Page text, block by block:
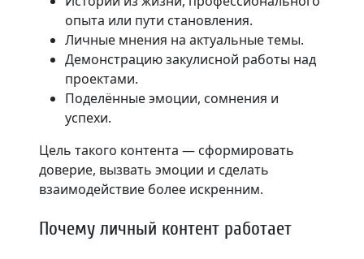
опыта или пути становления.
Личные мнения на актуальные темы.
Демонстрацию закулисной работы над
проектами.
Поделённые эмоции, сомнения и
успехи.
Цель такого контента — сформировать
доверие, вызвать эмоции и сделать
взаимодействие более искренним.
Почему личный контент работает